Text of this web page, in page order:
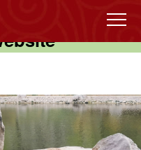
官方网站-